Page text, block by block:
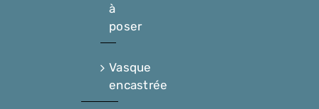
à
poser
Vasque
encastrée